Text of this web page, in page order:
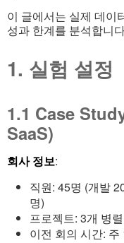
이 글에서는 실제 데이
성과 한계를 분석합니
1. 실험 설정
1.1 Case
SaaS)
회사 정보:
직원: 45명 (개발
명)
프로젝트: 3개 병
이전 회의 시간: 주